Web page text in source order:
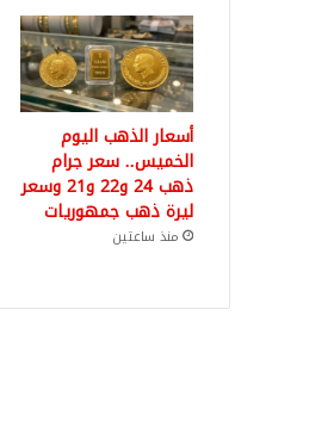
أسعار الذهب اليوم
الخميس.. سعر جرام
ذهب 24 و22 و21 وسعر
ليرة ذهب جمهوريات
منذ ساعتين